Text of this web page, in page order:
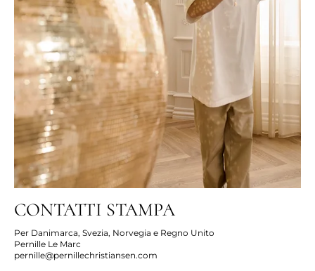
CONTATTI STAMPA
Per Danimarca, Svezia, Norvegia e Regno Unito
Pernille Le Marc
pernille@pernillechristiansen.com